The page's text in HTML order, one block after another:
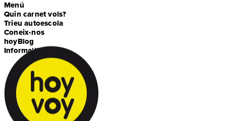
Menú
Quin carnet vols?
Trieu autoescola
Coneix-nos
hoyBlog
Informa't!